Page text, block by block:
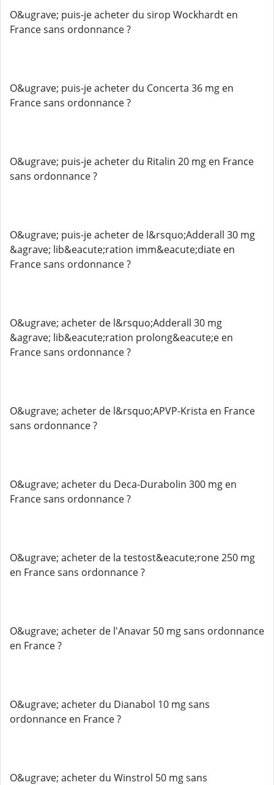
O&ugrave; puis-je acheter du sirop Wockhardt en
France sans ordonnance ?
O&ugrave; puis-je acheter du Concerta 36 mg en
France sans ordonnance ?
O&ugrave; puis-je acheter du Ritalin 20 mg en France
sans ordonnance ?
O&ugrave; puis-je acheter de l&rsquo;Adderall 30 mg
&agrave; lib&eacute;ration imm&eacute;diate en
France sans ordonnance ?
O&ugrave; acheter de l&rsquo;Adderall 30 mg
&agrave; lib&eacute;ration prolong&eacute;e en
France sans ordonnance ?
O&ugrave; acheter de l&rsquo;APVP-Krista en France
sans ordonnance ?
O&ugrave; acheter du Deca-Durabolin 300 mg en
France sans ordonnance ?
O&ugrave; acheter de la testost&eacute;rone 250 mg
en France sans ordonnance ?
O&ugrave; acheter de l'Anavar 50 mg sans ordonnance
en France ?
O&ugrave; acheter du Dianabol 10 mg sans
ordonnance en France ?
O&ugrave; acheter du Winstrol 50 mg sans